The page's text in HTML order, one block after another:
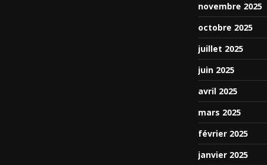
novembre 2025
octobre 2025
juillet 2025
juin 2025
avril 2025
mars 2025
février 2025
janvier 2025